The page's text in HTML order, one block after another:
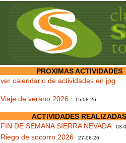
PROXIMAS ACTIVIDADES
ver calendario de actividades en jpg
Viaje de verano 2026 15-08-26
ACTIVIDADES REALIZADAS
FIN DE SEMANA SIERRA NEVADA 03-
Riego de socorro 2026 27-06-26